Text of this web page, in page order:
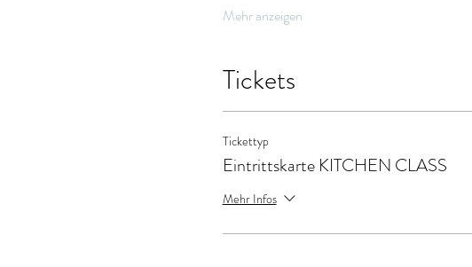
Mehr anzeigen
Tickets
Tickettyp
Eintrittskarte KITCHEN CLASS
Mehr Infos